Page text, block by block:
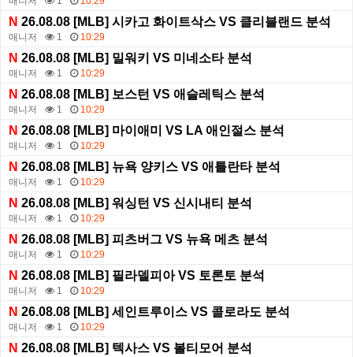
N 26.08.08 [MLB] 시카고 화이트삭스 VS 클리블랜드 분석
매니저 1 10:29
N 26.08.08 [MLB] 밀워키 VS 미네소타 분석
매니저 1 10:29
N 26.08.08 [MLB] 보스턴 VS 애슬레틱스 분석
매니저 1 10:29
N 26.08.08 [MLB] 마이애미 VS LA 애인절스 분석
매니저 1 10:29
N 26.08.08 [MLB] 뉴욕 양키스 VS 애틀란타 분석
매니저 1 10:29
N 26.08.08 [MLB] 워싱턴 VS 신시내티 분석
매니저 1 10:29
N 26.08.08 [MLB] 피츠버그 VS 뉴욕 메츠 분석
매니저 1 10:29
N 26.08.08 [MLB] 필라델피아 VS 토론토 분석
매니저 1 10:29
N 26.08.08 [MLB] 세인트루이스 VS 콜로라도 분석
매니저 1 10:29
N 26.08.08 [MLB] 텍사스 VS 볼티모어 분석